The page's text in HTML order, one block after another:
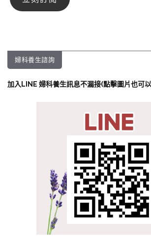
婦科養生諮詢
加入LINE 婦科養生訊息不漏接(點擊圖片也可